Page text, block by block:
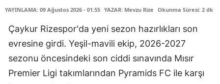
YAYINLAMA: 09 Ağustos 2026 - 01.55 YAZAR: Mevzu Rize Okunma Süresi: 2 dk
Çaykur Rizespor'da yeni sezon hazırlıkları son
evresine girdi. Yeşil-mavili ekip, 2026-2027
sezonu öncesindeki son ciddi sınavında Mısır
Premier Ligi takımlarından Pyramids FC ile karşı